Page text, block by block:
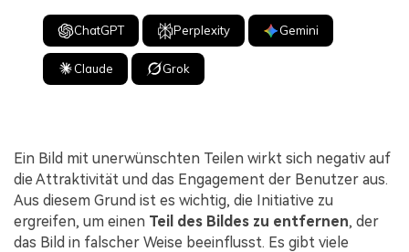
ChatGPT Perplexity Gemini
Claude Grok
Ein Bild mit unerwünschten Teilen wirkt sich negativ auf
die Attraktivität und das Engagement der Benutzer aus.
Aus diesem Grund ist es wichtig, die Initiative zu
ergreifen, um einen Teil des Bildes zu entfernen, der
das Bild in falscher Weise beeinflusst. Es gibt viele